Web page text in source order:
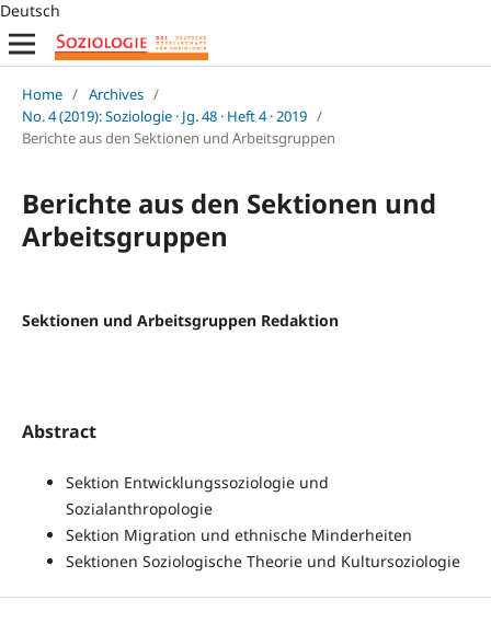
Deutsch
Home / Archives /
No. 4 (2019): Soziologie · Jg. 48 · Heft 4 · 2019 /
Berichte aus den Sektionen und Arbeitsgruppen
Berichte aus den Sektionen und
Arbeitsgruppen
Sektionen und Arbeitsgruppen Redaktion
Abstract
Sektion Entwicklungssoziologie und
Sozialanthropologie
Sektion Migration und ethnische Minderheiten
Sektionen Soziologische Theorie und Kultursoziologie